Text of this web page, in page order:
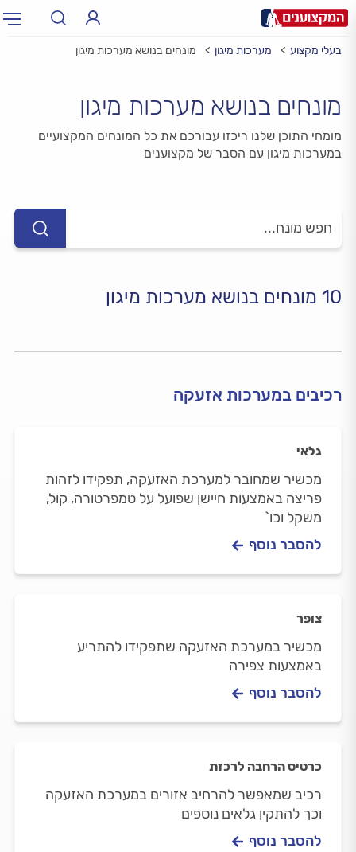
עיר: תל אביב, חיפה…
בעלי מקצוע מערכות מיגון מונחים בנושא מערכות מיגון
מונחים בנושא מערכות מיגון
מומחי התוכן שלנו ריכזו עבורכם את כל המונחים המקצועיים
במערכות מיגון עם הסבר של מקצוענים
10 מונחים בנושא מערכות מיגון
רכיבים במערכות אזעקה
גלאי
מכשיר שמחובר למערכת האזעקה, תפקידו לזהות
פריצה באמצעות חיישן שפועל על טמפרטורה, קול,
משקל וכו`
להסבר נוסף
צופר
מכשיר במערכת האזעקה שתפקידו להתריע
באמצעות צפירה
להסבר נוסף
כרטיס הרחבה לרכזת
רכיב שמאפשר להרחיב אזורים במערכת האזעקה
וכך להתקין גלאים נוספים
להסבר נוסף